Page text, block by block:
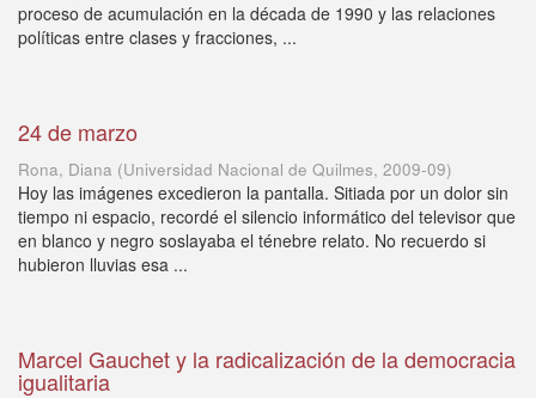
proceso de acumulación en la década de 1990 y las relaciones
políticas entre clases y fracciones, ...
24 de marzo
Rona, Diana (Universidad Nacional de Quilmes, 2009-09)
Hoy las imágenes excedieron la pantalla. Sitiada por un dolor sin
tiempo ni espacio, recordé el silencio informático del televisor que
en blanco y negro soslayaba el ténebre relato. No recuerdo si
hubieron lluvias esa ...
Marcel Gauchet y la radicalización de la democracia
igualitaria